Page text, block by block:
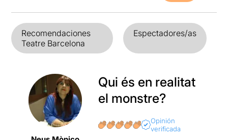
Recomendaciones
Teatre Barcelona
Espectadores/as
Qui és en realitat
el monstre?
Opinión
verificada